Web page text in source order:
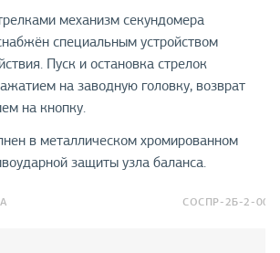
механизм секундомера
специальным устройством
Пуск и остановка стрелок
на заводную головку, возврат
на кнопку.
в металлическом хромированном
защиты узла баланса.
СОСПР-2Б-2-000